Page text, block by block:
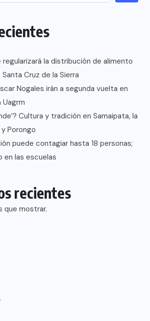
la distribución de alimento
Cruz de la Sierra
Nogales irán a segunda vuelta en
Cultura y tradición en Samaipata, la
Porongo
puede contagiar hasta 18 personas;
en las escuelas
recientes
que mostrar.